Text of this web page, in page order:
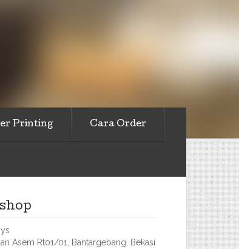
Printing Cara Order
Asem Rt01/01, Bantargebang, Bekasi